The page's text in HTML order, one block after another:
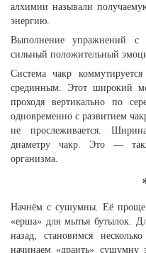
алхимии называли
энергию.
Выполнение упражнений с
сильный положительный
Система чакр
срединным. Этот широкий
проходя вертикально по
одновременно с развитием
не прослеживается.
диаметру чакр. Это —
организма.
Начнём с сушумны. Её проще
«ерша» для мытья бутылок.
назад, становимся
начинаем «драить» сушумну